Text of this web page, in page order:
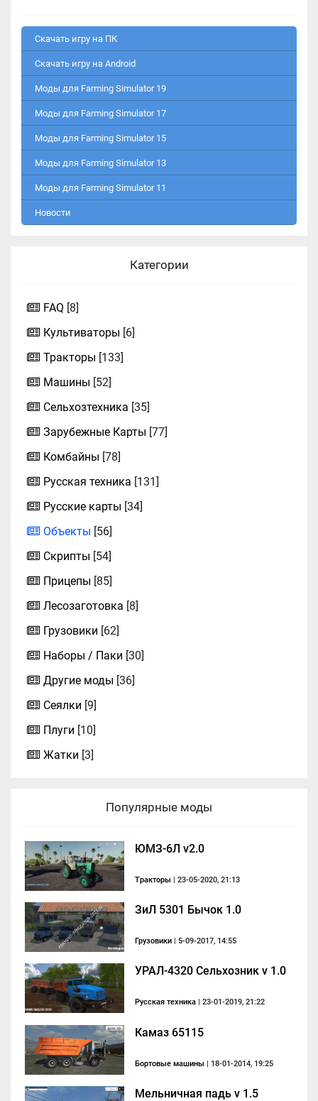
Скачать игру на ПК
Скачать игру на Android
Моды для Farming Simulator 19
Моды для Farming Simulator 17
Моды для Farming Simulator 15
Моды для Farming Simulator 13
Моды для Farming Simulator 11
Новости
Категории
FAQ [8]
Культиваторы [6]
Тракторы [133]
Машины [52]
Сельхозтехника [35]
Зарубежные Карты [77]
Комбайны [78]
Русская техника [131]
Русские карты [34]
Объекты [56]
Скрипты [54]
Прицепы [85]
Лесозаготовка [8]
Грузовики [62]
Наборы / Паки [30]
Другие моды [36]
Сеялки [9]
Плуги [10]
Жатки [3]
Популярные моды
ЮМЗ-6Л v2.0
Тракторы | 23-05-2020, 21:13
ЗиЛ 5301 Бычок 1.0
Грузовики | 5-09-2017, 14:55
УРАЛ-4320 Сельхозник v 1.0
Русская техника | 23-01-2019, 21:22
Камаз 65115
Бортовые машины | 18-01-2014, 19:25
Мельничная падь v 1.5